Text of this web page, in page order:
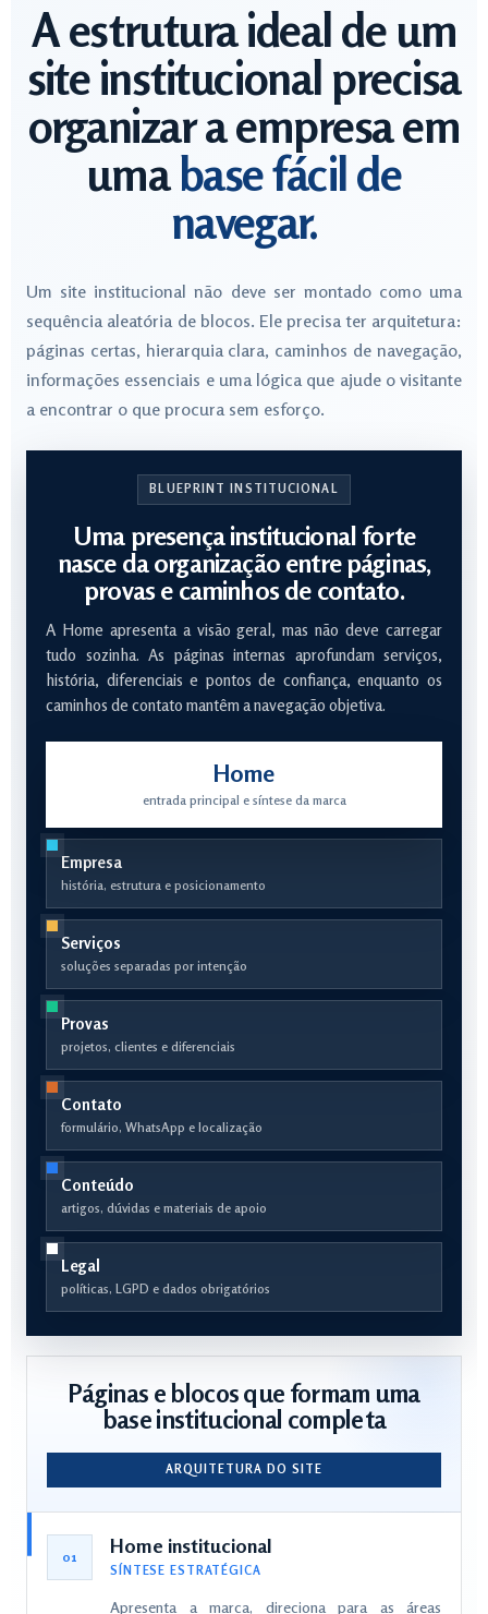
A estrutura ideal de um
site institucional precisa
organizar a empresa em
umabase fácil de
navegar.
Um site institucional não deve ser montado como uma
sequência aleatória de blocos. Ele precisa ter arquitetura:
páginas certas, hierarquia clara, caminhos de navegação,
informações essenciais e uma lógica que ajude o visitante
a encontrar o que procura sem esforço.
BLUEPRINT INSTITUCIONAL
Uma presença institucional forte
nasce da organização entre páginas,
provas e caminhos de contato.
A Home apresenta a visão geral, mas não deve carregar
tudo sozinha. As páginas internas aprofundam serviços,
história, diferenciais e pontos de confiança, enquanto os
caminhos de contato mantêm a navegação objetiva.
Home
entrada principal e síntese da marca
Empresa
história, estrutura e posicionamento
Serviços
soluções separadas por intenção
Provas
projetos, clientes e diferenciais
Contato
formulário, WhatsApp e localização
Conteúdo
artigos, dúvidas e materiais de apoio
Legal
políticas, LGPD e dados obrigatórios
Páginas e blocos que formam uma
base institucional completa
ARQUITETURA DO SITE
01 Home institucional
SÍNTESE ESTRATÉGICA
Apresenta a marca, direciona para as áreas